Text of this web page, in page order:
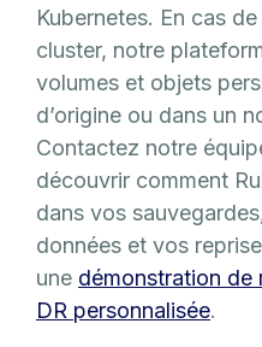
Kubernetes. En cas
cluster, notre
volumes et objets
d’origine ou dans un
Contactez notre
découvrir comment
dans vos
données et vos
une démonstration de
DR personnalisée.